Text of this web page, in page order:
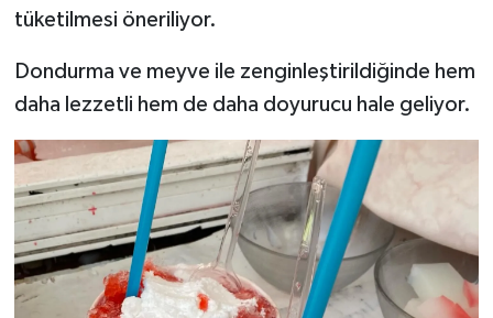
tüketilmesi öneriliyor.
Dondurma ve meyve ile zenginleştirildiğinde hem
daha lezzetli hem de daha doyurucu hale geliyor.